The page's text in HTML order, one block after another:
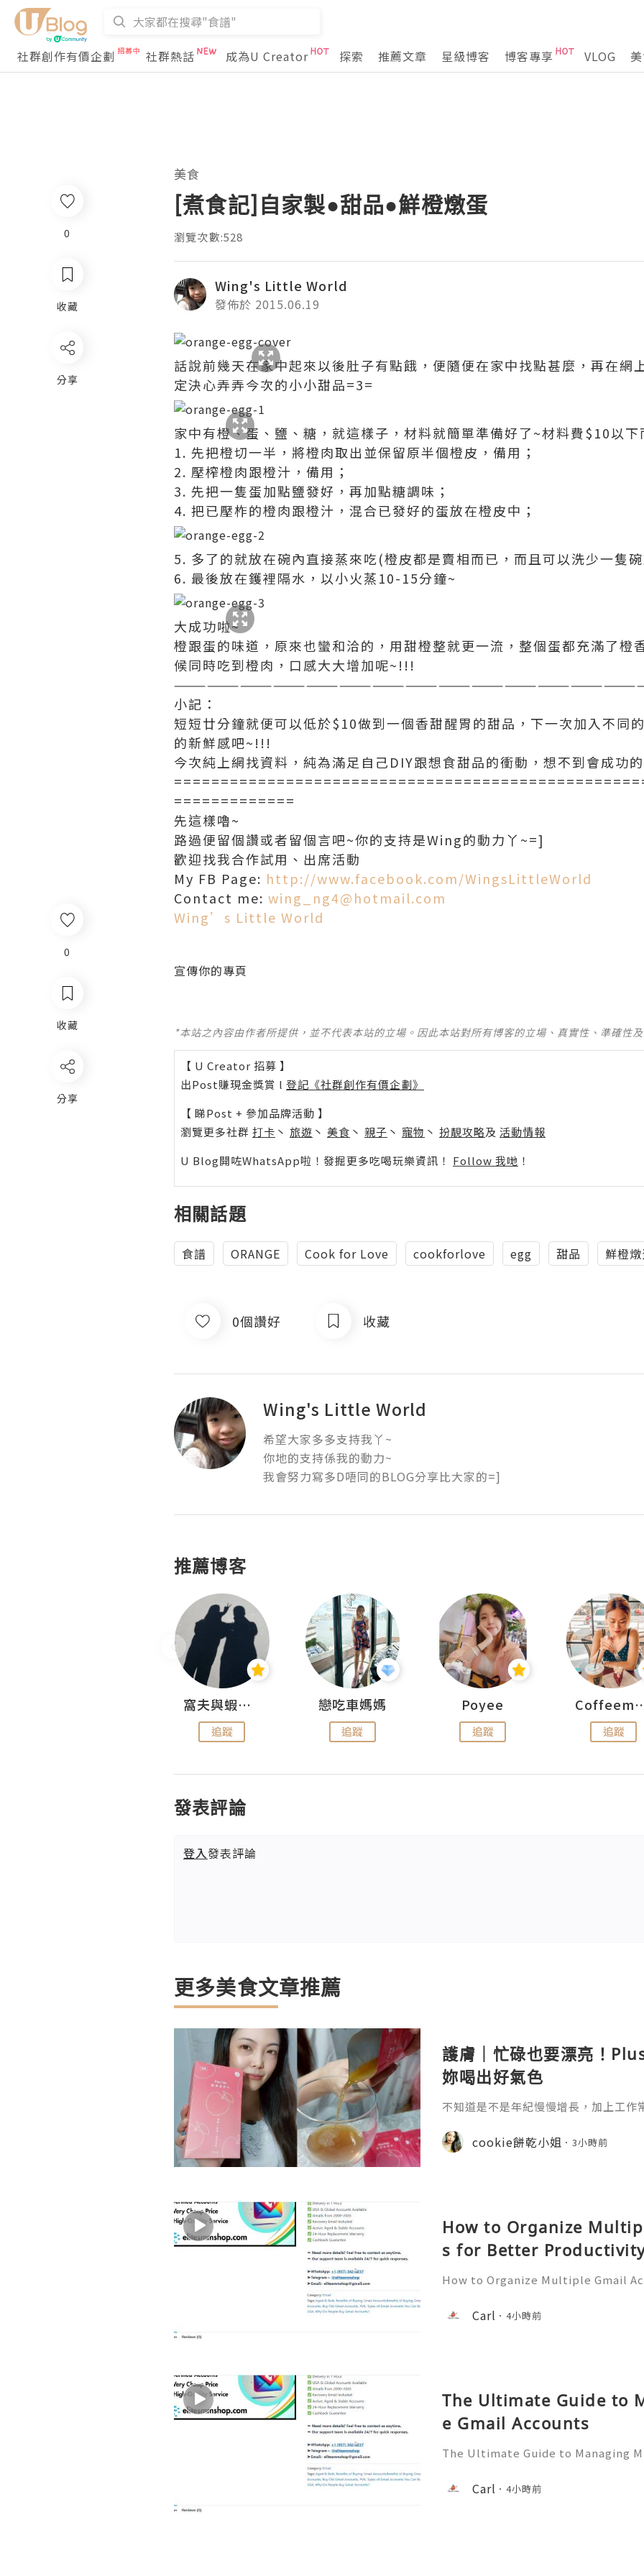
社群創作有價企劃 社群熱話 成為U Creator 探索 推薦文章 星級博客 博客專享 VLOG
0
收藏
分享
美食
[煮食記]自家製●甜品●鮮橙燉蛋
瀏覽次數:528
Wing's Little World
發佈於 2015.06.19
話說前幾天在家中起來以後肚子有點餓，便隨便在家中找點甚麼，再在網
定決心弄弄今次的小小甜品=3=
家中有橙、蛋、鹽、糖，就這樣子，材料就簡單準備好了~材料費$10以
1. 先把橙切一半，將橙肉取出並保留原半個橙皮，備用；
2. 壓榨橙肉跟橙汁，備用；
3. 先把一隻蛋加點鹽發好，再加點糖調味；
4. 把已壓柞的橙肉跟橙汁，混合已發好的蛋放在橙皮中；
5. 多了的就放在碗內直接蒸來吃(橙皮都是賣相而已，而且可以洗少一隻
6. 最後放在鑊裡隔水，以小火蒸10-15分鐘~
大成功啦~
橙跟蛋的味道，原來也蠻和洽的，用甜橙整就更一流，整個蛋都充滿了橙
候同時吃到橙肉，口感大大增加呢~!!!
小記：
短短廿分鐘就便可以低於$10做到一個香甜醒胃的甜品，下一次加入不同
的新鮮感吧~!!!
今次純上網找資料，純為滿足自己DIY跟想食甜品的衝動，想不到會成功
=============
先這樣嚕~
路過便留個讚或者留個言吧~你的支持是Wing的動力丫~=]
歡迎找我合作試用、出席活動
My FB Page: http://www.facebook.com/WingsLittleWorld
Contact me: wing_ng4@hotmail.com
Wing’s Little World
宣傳你的專頁
*本站之內容由作者所提供，並不代表本站的立場。因此本站對所有博客的立場、真實性、準確性
【 U Creator 招募 】
出Post賺現金獎賞 l 登記《社群創作有價企劃》
【 睇Post + 參加品牌活動 】
瀏覽更多社群 打卡 丶 旅遊 丶 美食 丶 親子 丶 寵物 丶 扮靚攻略及 活動情報
U Blog開咗WhatsApp啦！發掘更多吃喝玩樂資訊！ Follow 我哋 ！
相關話題
食譜 ORANGE Cook for Love cookforlove egg 甜品 鮮橙
0個讚好 收藏
Wing's Little World
希望大家多多支持我丫~
你地的支持係我的動力~
我會努力寫多D唔同的BLOG分享比大家的=]
推薦博客
窩夫與蝦子餅
追蹤
戀吃車媽媽
追蹤
Poyee
追蹤 追蹤
發表評論
登入發表評論
更多美食文章推薦
護膚｜忙碌也要漂亮！
妳喝出好氣色
不知道是不是年紀慢慢增長，加上工
生活習慣多照顧自己。 最近接觸到
引我的就是它清新簡約的包裝，看起來
cookie餅乾小姐 3小時前
How to Organize
s for Better
How to Organize Multiple Gmail
💥 ❓ Have any questions? Feel
assistance! ➥ Our support team is
Carl 4小時前
The Ultimate Guide to
e Gmail Accounts
The Ultimate Guide to Managing
any questions? Feel free to
e! ➥ Our support team is available
Carl 4小時前
0
收藏
分享